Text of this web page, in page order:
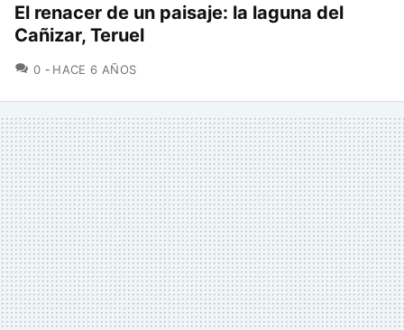
El renacer de un paisaje: la laguna del
Cañizar, Teruel
0 COMENTARIOS
HACE 6 AÑOS